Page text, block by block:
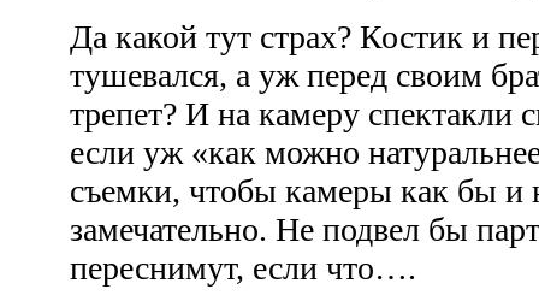
Да какой тут страх? Костик и
тушевался, а уж перед своим
трепет? И на камеру
если уж «как можно
съемки, чтобы камеры как бы и
замечательно. Не подвел бы
переснимут, если что….